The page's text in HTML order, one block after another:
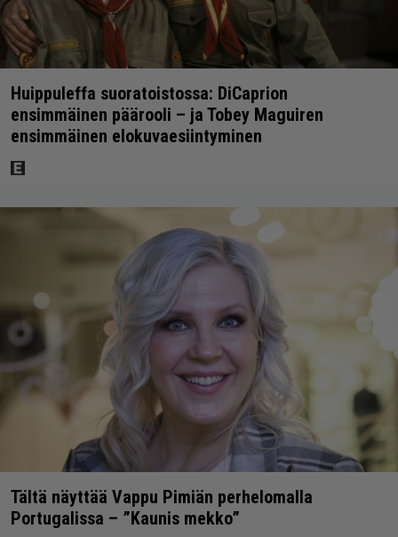
Huippuleffa suoratoistossa: DiCaprion
ensimmäinen päärooli – ja Tobey Maguiren
ensimmäinen elokuvaesiintyminen
Tältä näyttää Vappu Pimiän perhelomalla
Portugalissa – ”Kaunis mekko”